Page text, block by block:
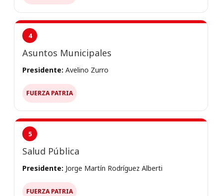
4
Asuntos Municipales
Presidente: Avelino Zurro
FUERZA PATRIA
5
Salud Pública
Presidente: Jorge Martín Rodríguez Alberti
FUERZA PATRIA